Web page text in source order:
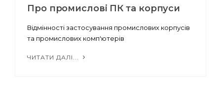
Про промислові ПК та корпуси
Відмінності застосування промислових корпусів
та промислових комп'ютерів
ЧИТАТИ ДАЛІ...